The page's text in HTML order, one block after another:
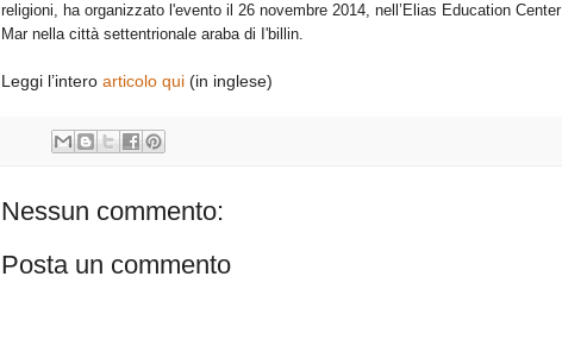
religioni, ha organizzato l'evento il 26 novembre 2014, nell’Elias Education Center
Mar nella città settentrionale araba di I'billin.
Leggi l’intero articolo qui(in inglese)
Nessun commento:
Posta un commento